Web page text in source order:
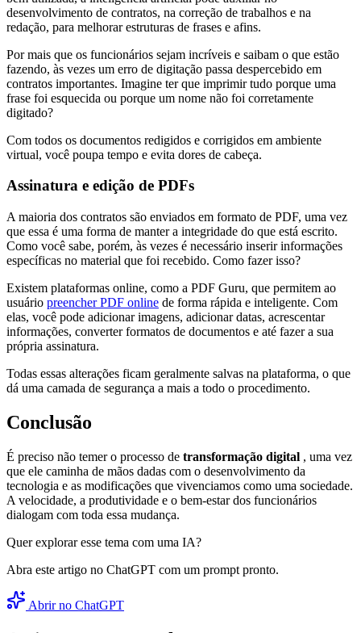
desenvolvimento de contratos, na correção de trabalhos e na
redação, para melhorar estruturas de frases e afins.
Por mais que os funcionários sejam incríveis e saibam o que estão
fazendo, às vezes um erro de digitação passa despercebido em
contratos importantes. Imagine ter que imprimir tudo porque uma
frase foi esquecida ou porque um nome não foi corretamente
digitado?
Com todos os documentos redigidos e corrigidos em ambiente
virtual, você poupa tempo e evita dores de cabeça.
Assinatura e edição de PDFs
A maioria dos contratos são enviados em formato de PDF, uma vez
que essa é uma forma de manter a integridade do que está escrito.
Como você sabe, porém, às vezes é necessário inserir informações
específicas no material que foi recebido. Como fazer isso?
Existem plataformas online, como a PDF Guru, que permitem ao
usuário preencher PDF online de forma rápida e inteligente. Com
elas, você pode adicionar imagens, adicionar datas, acrescentar
informações, converter formatos de documentos e até fazer a sua
própria assinatura.
Todas essas alterações ficam geralmente salvas na plataforma, o que
dá uma camada de segurança a mais a todo o procedimento.
Conclusão
É preciso não temer o processo de transformação digital , uma vez
que ele caminha de mãos dadas com o desenvolvimento da
tecnologia e as modificações que vivenciamos como uma sociedade.
A velocidade, a produtividade e o bem-estar dos funcionários
dialogam com toda essa mudança.
Quer explorar esse tema com uma IA?
Abra este artigo no ChatGPT com um prompt pronto.
Abrir no ChatGPT